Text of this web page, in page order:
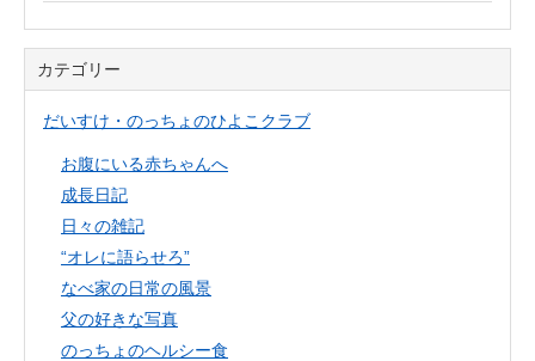
カテゴリー
だいすけ・のっちょのひよこクラブ
お腹にいる赤ちゃんへ
成長日記
日々の雑記
“オレに語らせろ”
なべ家の日常の風景
父の好きな写真
のっちょのヘルシー食